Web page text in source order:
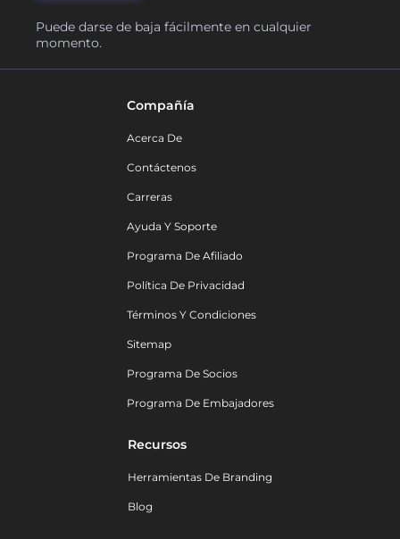
Puede darse de baja fácilmente en cualquier
momento.
Compañía
Acerca De
Contáctenos
Carreras
Ayuda Y Soporte
Programa De Afiliado
Política De Privacidad
Términos Y Condiciones
Sitemap
Programa De Socios
Programa De Embajadores
Recursos
Herramientas De Branding
Blog